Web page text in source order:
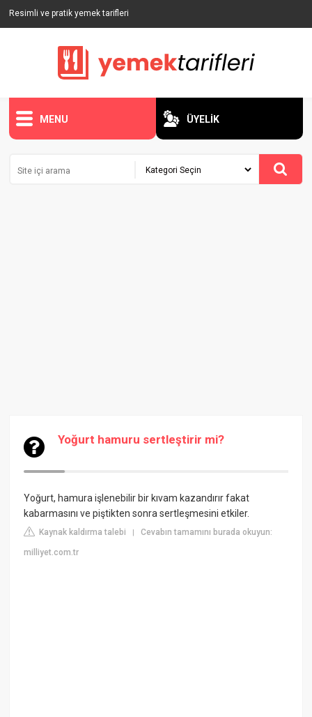
Resimli ve pratik yemek tarifleri
MENU ÜYELİK
Yoğurt hamuru sertleştirir mi?
Yoğurt, hamura işlenebilir bir kıvam kazandırır fakat
kabarmasını ve piştikten sonra sertleşmesini etkiler.
Kaynak kaldırma talebi |Cevabın tamamını burada okuyun:
milliyet.com.tr